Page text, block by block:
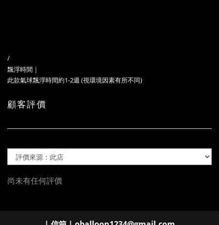
/
飄浮時間｜
此款氣球飄浮時間約1-2週 (視環境因素有所不同)
顧客評價
尚未有任何評價